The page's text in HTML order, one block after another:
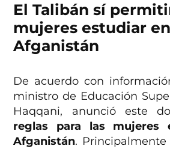
El Talibán sí
mujeres estudiar en
Afganistán
De acuerdo con
ministro de Educación
Haqqani, anunció este
reglas para las mujeres
Afganistán.